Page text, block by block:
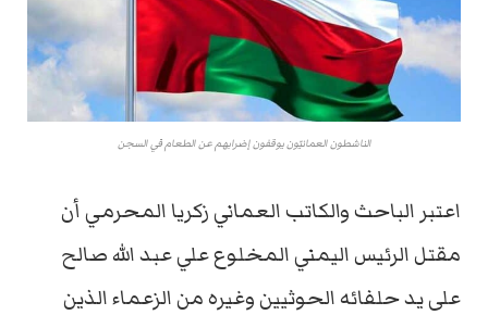
الناشطون العمانيّون يوقفون إضرابهم عن الطعام في السجن
اعتبر الباحث والكاتب العماني زكريا المحرمي أن
مقتل الرئيس اليمني المخلوع علي عبد الله صالح
على يد حلفائه الحوثيين وغيره من الزعماء الذين